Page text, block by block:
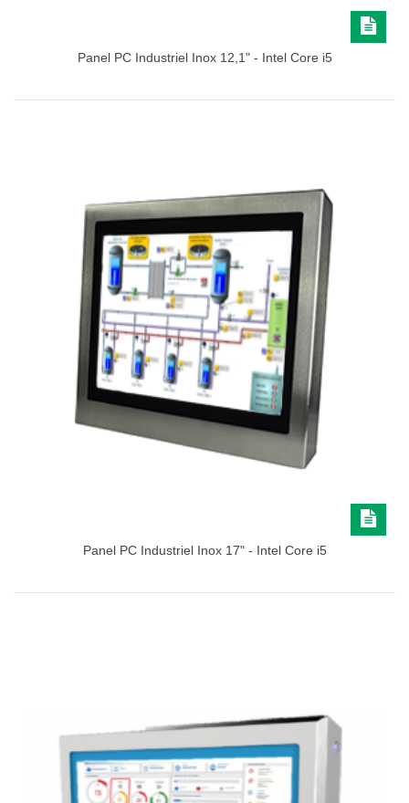
Panel PC Industriel Inox 12,1" - Intel Core i5
Panel PC Industriel Inox 17" - Intel Core i5